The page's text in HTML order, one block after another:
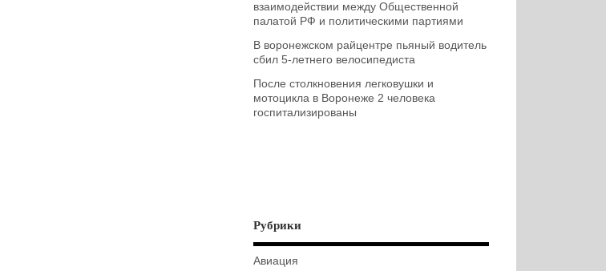
взаимодействии между Общественной
палатой РФ и политическими партиями
В воронежском райцентре пьяный водитель
сбил 5-летнего велосипедиста
После столкновения легковушки и
мотоцикла в Воронеже 2 человека
госпитализированы
Рубрики
Авиация